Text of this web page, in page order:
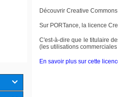

Découvrir Creative
Sur PORTance, la licence
C'est-à-dire que le titulaire
(les utilisations
En savoir plus sur cette